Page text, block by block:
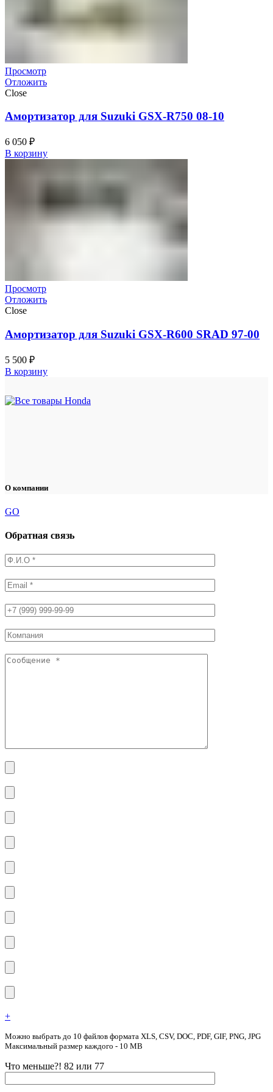
Просмотр
Отложить
Close
Амортизатор для Suzuki GSX-R750 08-10
6 050 ₽
В корзину
Просмотр
Отложить
Close
Амортизатор для Suzuki GSX-R600 SRAD 97-00
5 500 ₽
В корзину
О компании
GO
Обратная связь
+
Можно выбрать до 10 файлов формата XLS, CSV, DOC, PDF, GIF, PNG, JPG
Максимальный размер каждого - 10 MB
Что меньше?! 82 или 77